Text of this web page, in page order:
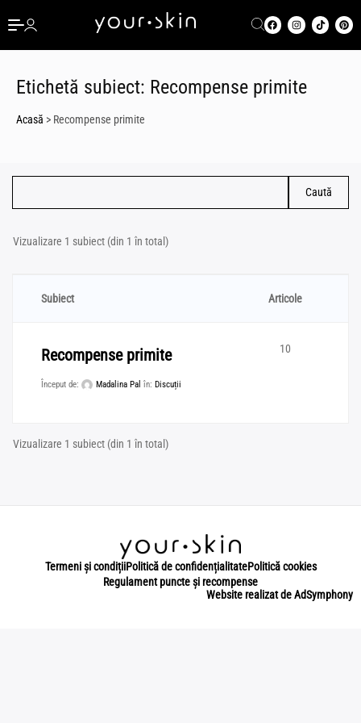
Etichetă subiect: Recompense primite
Acasă > Recompense primite
Vizualizare 1 subiect (din 1 în total)
Subiect Articole
Recompense primite
Început de: Madalina Pal în: Discuții
10
Vizualizare 1 subiect (din 1 în total)
Termeni și condițiiPolitică de confidențialitatePolitică cookies
Regulament puncte și recompense
Website realizat de AdSymphony